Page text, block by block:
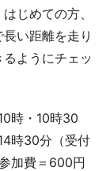
じめての方、
い距離を走り
ようにチェッ
時・10時30
時30分（受付
加費＝600円